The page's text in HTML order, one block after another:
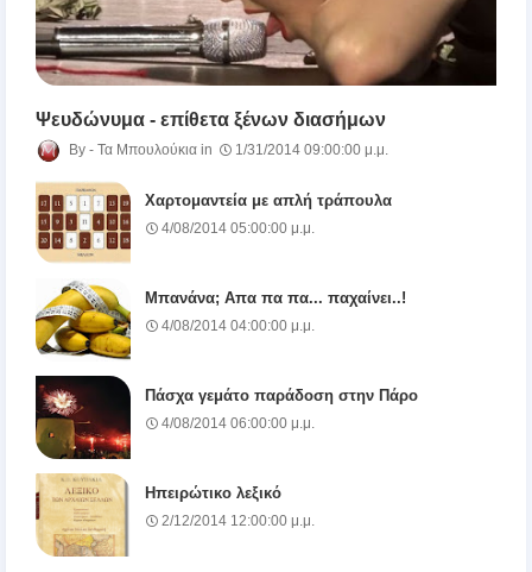
Ψευδώνυμα - επίθετα ξένων διασήμων
Τα Μπουλούκια 1/31/2014 09:00:00 μ.μ.
Χαρτομαντεία με απλή τράπουλα
4/08/2014 05:00:00 μ.μ.
Μπανάνα; Απα πα πα... παχαίνει..!
4/08/2014 04:00:00 μ.μ.
Πάσχα γεμάτο παράδοση στην Πάρο
4/08/2014 06:00:00 μ.μ.
Ηπειρώτικο λεξικό
2/12/2014 12:00:00 μ.μ.